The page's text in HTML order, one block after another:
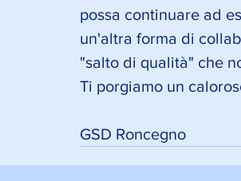
possa continuare ad
un'altra forma di
"salto di qualità" che
Ti porgiamo un
GSD Roncegno